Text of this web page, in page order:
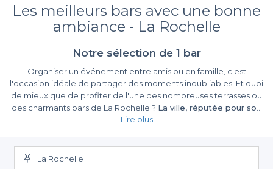
Les meilleurs bars avec une bonne
ambiance - La Rochelle
Notre sélection de 1 bar
Organiser un événement entre amis ou en famille, c'est
l'occasion idéale de partager des moments inoubliables. Et quoi
de mieux que de profiter de l'une des nombreuses terrasses ou
des charmants bars de La Rochelle ? La ville, réputée pour son
Vieux Port pittoresque et ses tours médiévales
anniversaire, un afterwork ou simplement une sortie entre amis,
La Rochelle ne manque pas d'options répondant à toutes vos
Facilitez vos réservations avec Privateaser
Lire plus
La Rochelle